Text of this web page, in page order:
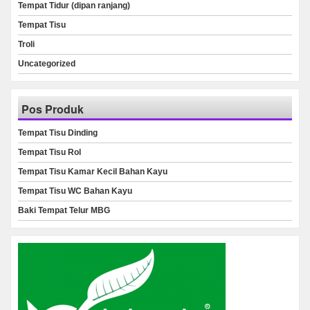
Tempat Tidur (dipan ranjang)
Tempat Tisu
Troli
Uncategorized
Pos Produk
Tempat Tisu Dinding
Tempat Tisu Rol
Tempat Tisu Kamar Kecil Bahan Kayu
Tempat Tisu WC Bahan Kayu
Baki Tempat Telur MBG